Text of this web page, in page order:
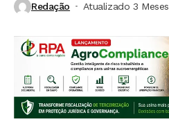
Redação Atualizado 3 Meses ⁮